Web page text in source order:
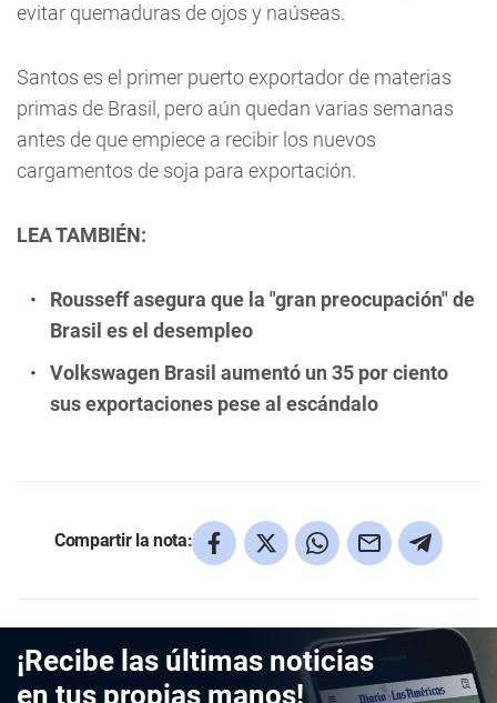
evitar quemaduras de ojos y naúseas.
Santos es el primer puerto exportador de materias
primas de Brasil, pero aún quedan varias semanas
antes de que empiece a recibir los nuevos
cargamentos de soja para exportación.
LEA TAMBIÉN:
Rousseff asegura que la "gran preocupación" de
Brasil es el desempleo
Volkswagen Brasil aumentó un 35 por ciento
sus exportaciones pese al escándalo
Compartir la nota:
¡Recibe las últimas noticias
en tus propias manos!